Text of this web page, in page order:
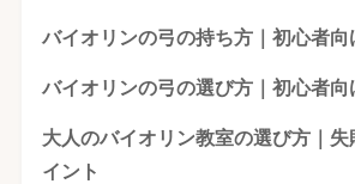
バイオリンの弓の持ち方｜初心者
バイオリンの弓の選び方｜初心者向
大人のバイオリン教室の選び方｜
イント